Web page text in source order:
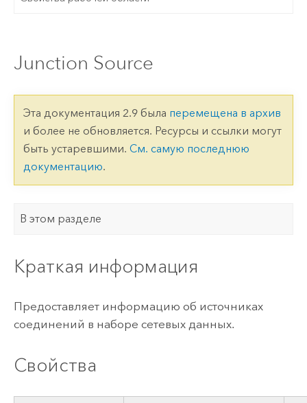
Junction Source
Эта документация 2.9 была перемещена в архив
и более не обновляется. Ресурсы и ссылки могут
быть устаревшими. См. самую последнюю
документацию.
В этом разделе
Краткая информация
Предоставляет информацию об источниках
соединений в наборе сетевых данных.
Свойства